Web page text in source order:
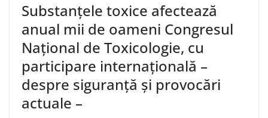
Substanțele toxice afectează
anual mii de oameni Congresul
Național de Toxicologie, cu
participare internațională –
despre siguranță și provocări
actuale –